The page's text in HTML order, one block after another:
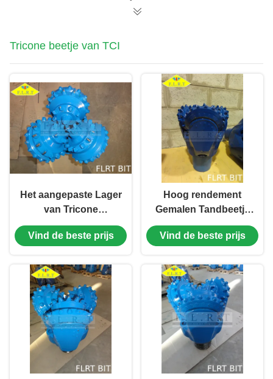
Tricone beetje van TCI
Het aangepaste Lager
van Tricone
Beetjerubber
Verzegelde Rol van
Kooibescherming
Vind de beste prijs
Hoog rendement
Gemalen Tandbeetje
13 5/8“
Boringshulpmiddelen
api-7-1 Norm
Vind de beste prijs